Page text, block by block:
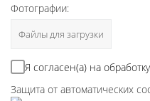
Фотографии:
Файлы для загрузки
Я согласен(а) на обработку
Защита от автоматических